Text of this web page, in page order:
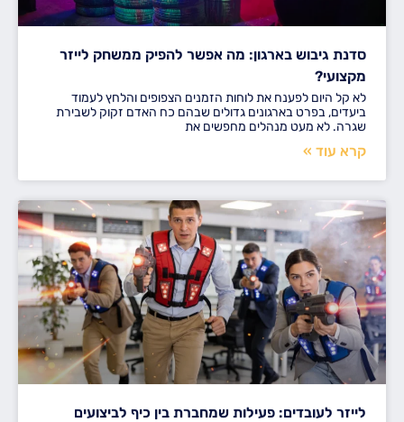
סדנת גיבוש בארגון: מה אפשר להפיק ממשחק לייזר
מקצועי?
לא קל היום לפענח את לוחות הזמנים הצפופים והלחץ לעמוד
ביעדים, בפרט בארגונים גדולים שבהם כח האדם זקוק לשבירת
שגרה. לא מעט מנהלים מחפשים את
קרא עוד »
לייזר לעובדים: פעילות שמחברת בין כיף לביצועים